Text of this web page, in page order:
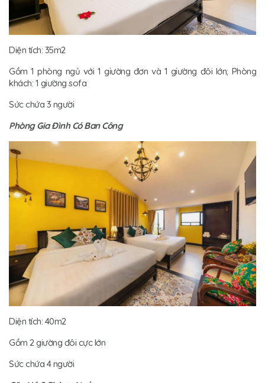
Diện tích: 35m2
Gồm 1 phòng ngủ với 1 giường đơn và 1 giường đôi lớn; Phòng
khách: 1 giường sofa
Sức chứa 3 người
Phòng Gia Đình Có Ban Công
Diện tích: 40m2
Gồm 2 giường đôi cực lớn
Sức chứa 4 người